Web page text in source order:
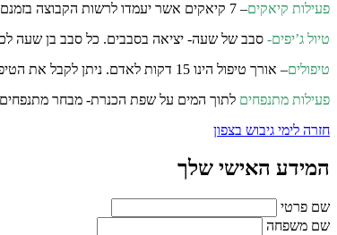
פעילות קיאקים– 7 קיאקים אשר יעמדו לרשות הקבוצה בזמנם הפנוי.
טיול ג’יפים- סבב של שעה- יציאה בסבבים. כל סבב בן שעה
טיפולים– אורך טיפול הינו 15 דקות לאדם. ניתן לקבל את הטיפול בבגד ים או בלבוש מלא, כל מטופל לפי רצונו. העיסוי ניתן על מיטת טיפולים במתחם אינטימי. ניתן בנוסף לשלב גם עמדות עיסוי כפות רגליים באותה עלות.
פעילות מתנפחים לתוך המים על שפת הכנרת- מבחר מתנפחים
חזרה לימי גיבוש בצפון
המידע האישי שלך
שם פרטי
שם משפחה